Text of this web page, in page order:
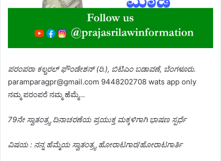
ಪರಂಪರಾ ಕಲ್ಚರಲ್ ಫೌಂಡೇಶನ್ (ರಿ.), ಬಿಟಿಎಂ ಬಡಾವಣೆ, ಬೆಂಗಳೂರು.
paramparagpr@gmail.com 9448202708 wats app only
ನಮ್ಮ ಪರಂಪರೆ ನಮ್ಮ ಹೆಮ್ಮೆ…
79ನೇ ಸ್ವಾತಂತ್ರ್ಯ ದಿನಾಚರಣೆಯ ಪ್ರಯುಕ್ತ ಮಕ್ಕಳಿಗಾಗಿ ಭಾಷಣ ಸ್ಪರ್ಧೆ
ವಿಷಯ : ನನ್ನ ಹೆಮ್ಮೆಯ ಸ್ವಾತಂತ್ರ್ಯ ಹೋರಾಟಗಾರ/ಹೋರಾಟಗಾರ್ತಿ